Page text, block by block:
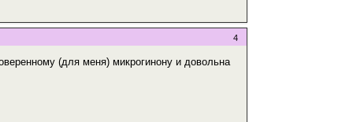
4
(для меня) микрогинону и довольна